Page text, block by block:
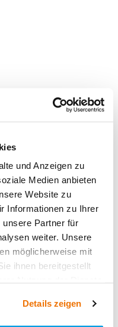
und Anzeigen zu
Medien anbieten
Website zu
Informationen zu Ihrer
unsere Partner für
weiter. Unsere
möglicherweise mit
ihnen bereitgestellt
Details zeigen